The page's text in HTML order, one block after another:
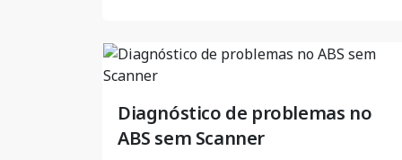
Diagnóstico de problemas no
ABS sem Scanner